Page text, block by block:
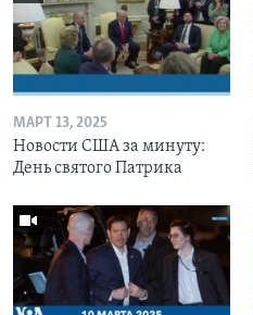
МАРТ 13, 2025
Новости США за минуту:
День святого Патрика